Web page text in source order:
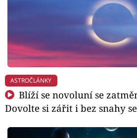
ASTROČLÁNKY
Blíží se novoluní se
Dovolte si zářit i bez snahy